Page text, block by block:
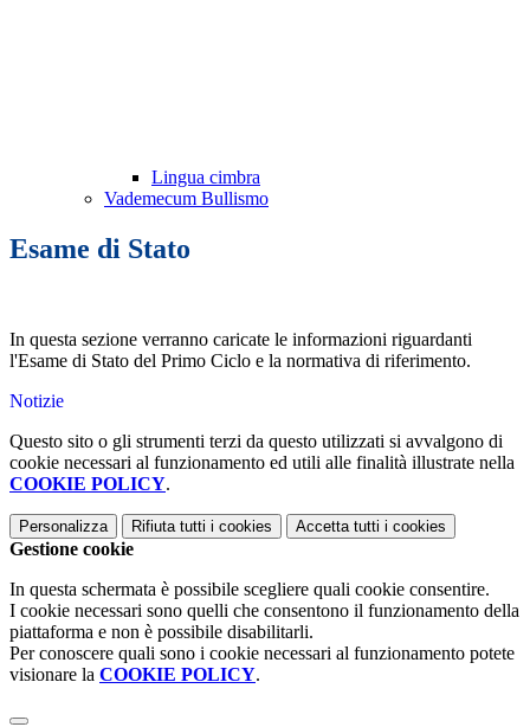
Lingua cimbra
Vademecum Bullismo
Esame di Stato
In questa sezione verranno caricate le informazioni riguardanti
l'Esame di Stato del Primo Ciclo e la normativa di riferimento.
Notizie
Questo sito o gli strumenti terzi da questo utilizzati si avvalgono di
cookie necessari al funzionamento ed utili alle finalità illustrate nella
COOKIE POLICY.
Personalizza Rifiuta tutti i cookies Accetta tutti i cookies
Gestione cookie
In questa schermata è possibile scegliere quali cookie consentire.
I cookie necessari sono quelli che consentono il funzionamento della
piattaforma e non è possibile disabilitarli.
Per conoscere quali sono i cookie necessari al funzionamento potete
visionare la COOKIE POLICY.